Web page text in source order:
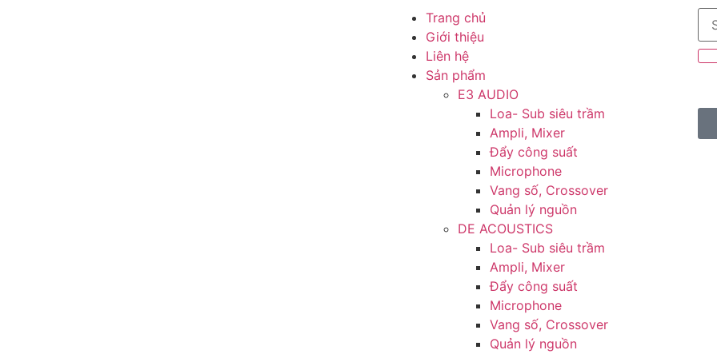
Trang chủ
Giới thiệu
Liên hệ
Sản phẩm
E3 AUDIO
Loa- Sub siêu trầm
Ampli, Mixer
Đẩy công suất
Microphone
Vang số, Crossover
Quản lý nguồn
DE ACOUSTICS
Loa- Sub siêu trầm
Ampli, Mixer
Đẩy công suất
Microphone
Vang số, Crossover
Quản lý nguồn